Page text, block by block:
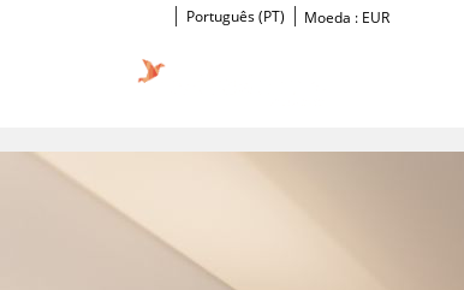
Português (PT) Moeda : EUR